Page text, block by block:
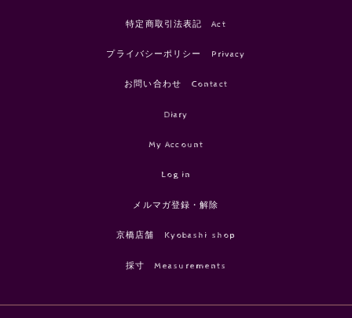
特定商取引法表記 Act
プライバシーポリシー Privacy
お問い合わせ Contact
Diary
My Account
Log in
メルマガ登録・解除
京橋店舗 Kyobashi shop
採寸 Measurements